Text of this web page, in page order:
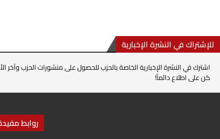
للإشتراك في النشرة الإخبارية
اشترك في النشرة الإخبارية الخاصة بالحزب للحصول على منشورات الحزب وآخر
كن على اطلاع دائماً!
روابط